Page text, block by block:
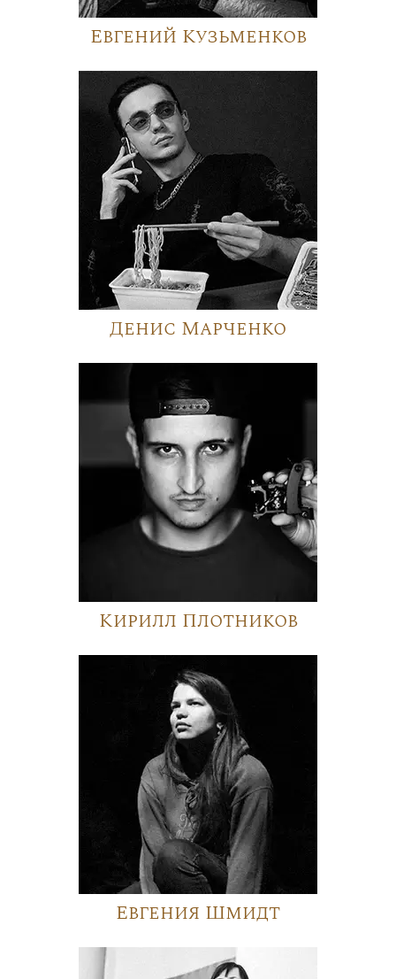
Евгений Кузьменков
Денис Марченко
Кирилл Плотников
Евгения Шмидт